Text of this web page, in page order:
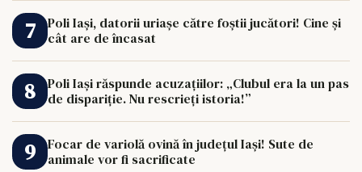
Poli Iași, datorii uriașe către foștii jucători! Cine și
cât are de încasat
Poli Iași răspunde acuzațiilor: „Clubul era la un pas
de dispariție. Nu rescrieți istoria!”
Focar de variolă ovină în județul Iași! Sute de
animale vor fi sacrificate